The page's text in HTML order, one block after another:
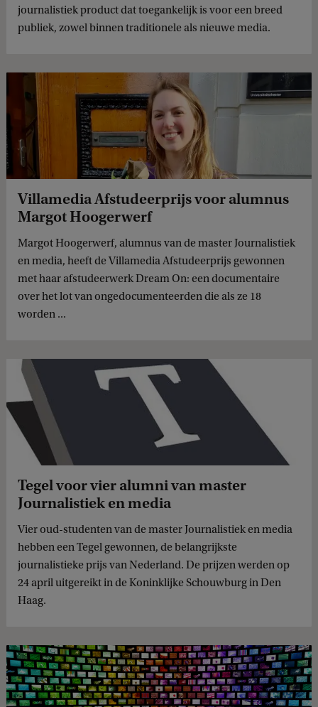
journalistiek product dat toegankelijk is voor een breed
publiek, zowel binnen traditionele als nieuwe media.
Villamedia Afstudeerprijs voor alumnus
Margot Hoogerwerf
Margot Hoogerwerf, alumnus van de master Journalistiek
en media, heeft de Villamedia Afstudeerprijs gewonnen
met haar afstudeerwerk Dream On: een documentaire
over het lot van ongedocumenteerden die als ze 18
worden ...
Tegel voor vier alumni van master
Journalistiek en media
Vier oud-studenten van de master Journalistiek en media
hebben een Tegel gewonnen, de belangrijkste
journalistieke prijs van Nederland. De prijzen werden op
24 april uitgereikt in de Koninklijke Schouwburg in Den
Haag.